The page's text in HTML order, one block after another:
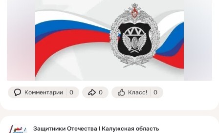
Комментарии 0 0 Класс! 0
Защитники Отечества I Калужская область